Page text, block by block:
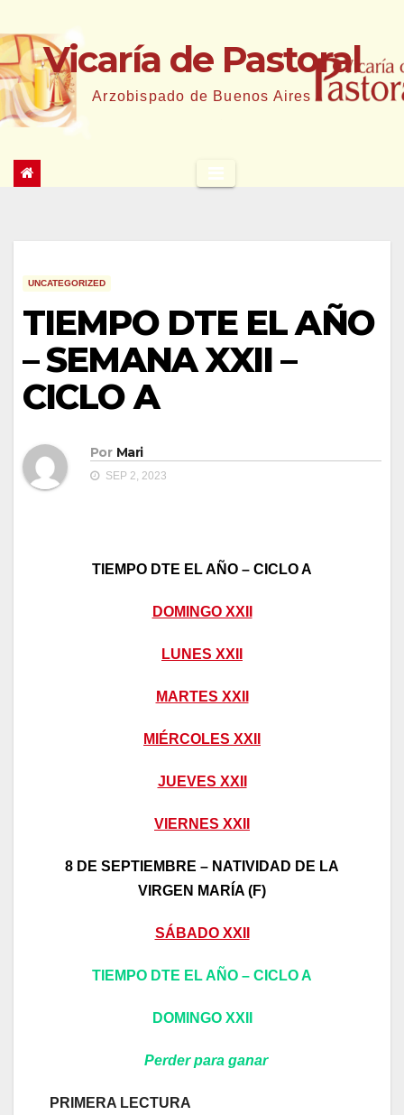
al
contenidoVicaría de Pastoral
Arzobispado de Buenos Aires
UNCATEGORIZED
TIEMPO DTE EL AÑO
– SEMANA XXII –
CICLO A
Por Mari
SEP 2, 2023
TIEMPO DTE EL AÑO – CICLO A
DOMINGO XXII
LUNES XXII
MARTES XXII
MIÉRCOLES XXII
JUEVES XXII
VIERNES XXII
8 DE SEPTIEMBRE – NATIVIDAD DE LA
VIRGEN MARÍA (F)
SÁBADO XXII
TIEMPO DTE EL AÑO – CICLO A
DOMINGO XXII
Perder para ganar
PRIMERA LECTURA